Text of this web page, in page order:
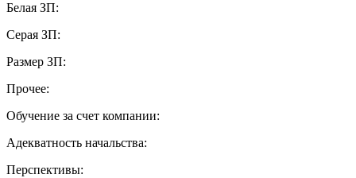
Белая ЗП:
Серая ЗП:
Размер ЗП:
Прочее:
Обучение за счет компании:
Адекватность начальства:
Перспективы: